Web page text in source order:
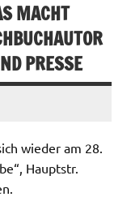
MACHT
PRESSE
wieder am 28.
Hauptstr.